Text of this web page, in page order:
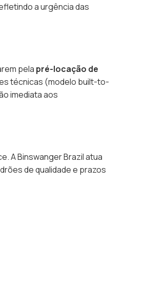
a urgência das
pela pré-locação de
técnicas (modelo built-to-
imediata aos
A Binswanger Brazil atua
de qualidade e prazos